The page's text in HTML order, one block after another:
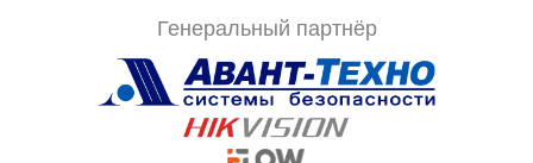
Генеральный партнёр